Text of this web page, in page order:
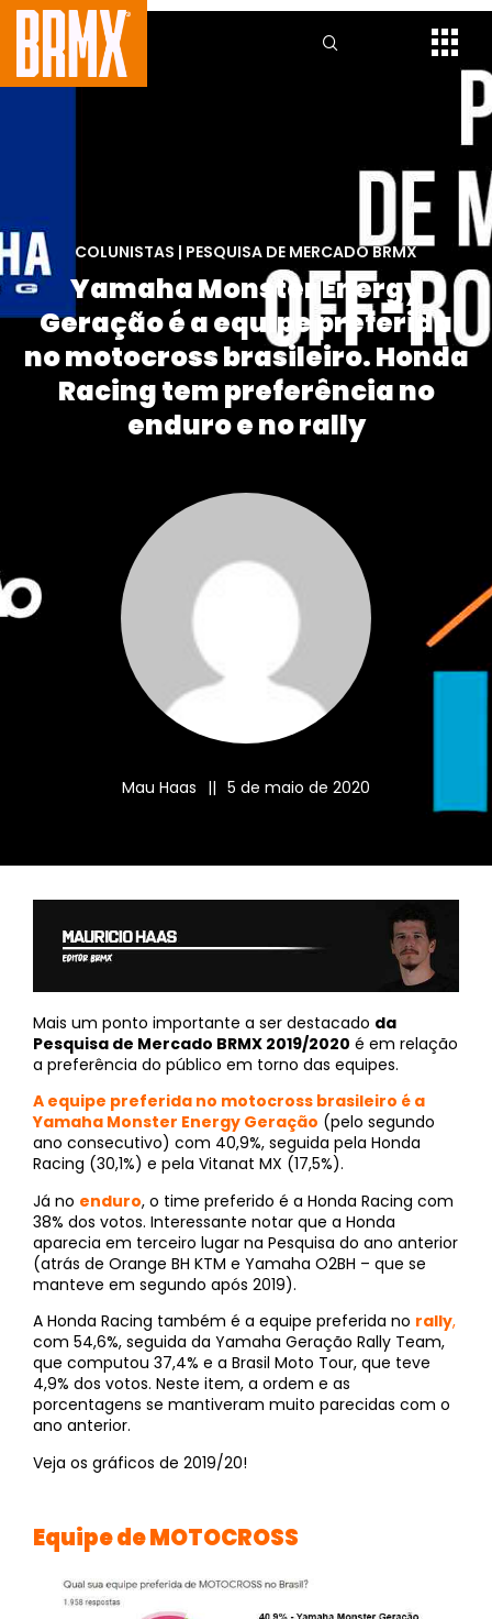
COLUNISTAS | PESQUISA DE MERCADO BRMX
Yamaha Monster Energy
Geração é a equipe preferida
no motocross brasileiro. Honda
Racing tem preferência no
enduro e no rally
Mau Haas || 5 de maio de 2020
Mais um ponto importante a ser destacado da
Pesquisa de Mercado BRMX 2019/2020 é em relação
a preferência do público em torno das equipes.
A equipe preferida no motocross brasileiro é a
Yamaha Monster Energy Geração (pelo segundo
ano consecutivo) com 40,9%, seguida pela Honda
Racing (30,1%) e pela Vitanat MX (17,5%).
Já no enduro, o time preferido é a Honda Racing com
38% dos votos. Interessante notar que a Honda
aparecia em terceiro lugar na Pesquisa do ano anterior
(atrás de Orange BH KTM e Yamaha O2BH – que se
manteve em segundo após 2019).
A Honda Racing também é a equipe preferida no rally,
com 54,6%, seguida da Yamaha Geração Rally Team,
que computou 37,4% e a Brasil Moto Tour, que teve
4,9% dos votos. Neste item, a ordem e as
porcentagens se mantiveram muito parecidas com o
ano anterior.
Veja os gráficos de 2019/20!
Equipe de MOTOCROSS